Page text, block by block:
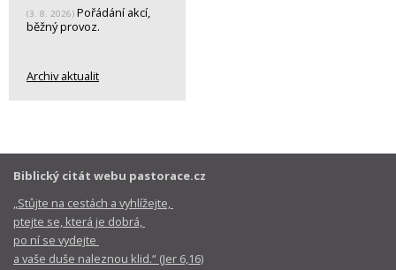
(3. 8. 2026) Pořádání akcí,
běžný provoz.
Archiv aktualit
Biblický citát webu pastorace.cz
„Stůjte na cestách a vyhlížejte,
ptejte se, která je dobrá,
po ní se vydejte
a vaše duše naleznou klid.“ (Jer 6,16)